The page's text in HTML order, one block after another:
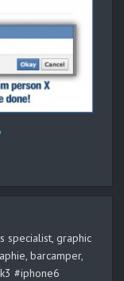
specialist, graphic
barcamper,
#iphone6